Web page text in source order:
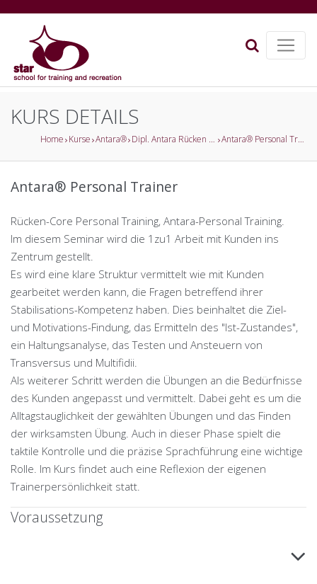
KURS DETAILS
Home Kurse Antara® Dipl. Antara Rücken Trainer Antara® Personal Trainer
Antara® Personal Trainer
Rücken-Core Personal Training, Antara-Personal Training.
Im diesem Seminar wird die 1zu1 Arbeit mit Kunden ins
Zentrum gestellt.
Es wird eine klare Struktur vermittelt wie mit Kunden
gearbeitet werden kann, die Fragen betreffend ihrer
Stabilisations-Kompetenz haben. Dies beinhaltet die Ziel-
und Motivations-Findung, das Ermitteln des "Ist-Zustandes",
ein Haltungsanalyse, das Testen und Ansteuern von
Transversus und Multifidii.
Als weiterer Schritt werden die Übungen an die Bedürfnisse
des Kunden angepasst und vermittelt. Dabei geht es um die
Alltagstauglichkeit der gewählten Übungen und das Finden
der wirksamsten Übung. Auch in dieser Phase spielt die
taktile Kontrolle und die präzise Sprachführung eine wichtige
Rolle. Im Kurs findet auch eine Reflexion der eigenen
Trainerpersönlichkeit statt.
Voraussetzung